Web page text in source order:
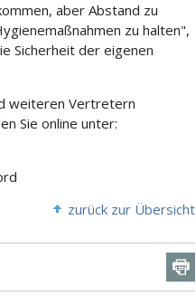
aber Abstand zu
zu halten",
Sicherheit der eigenen
weiteren Vertretern
Sie online unter:
zurück zur Übersicht